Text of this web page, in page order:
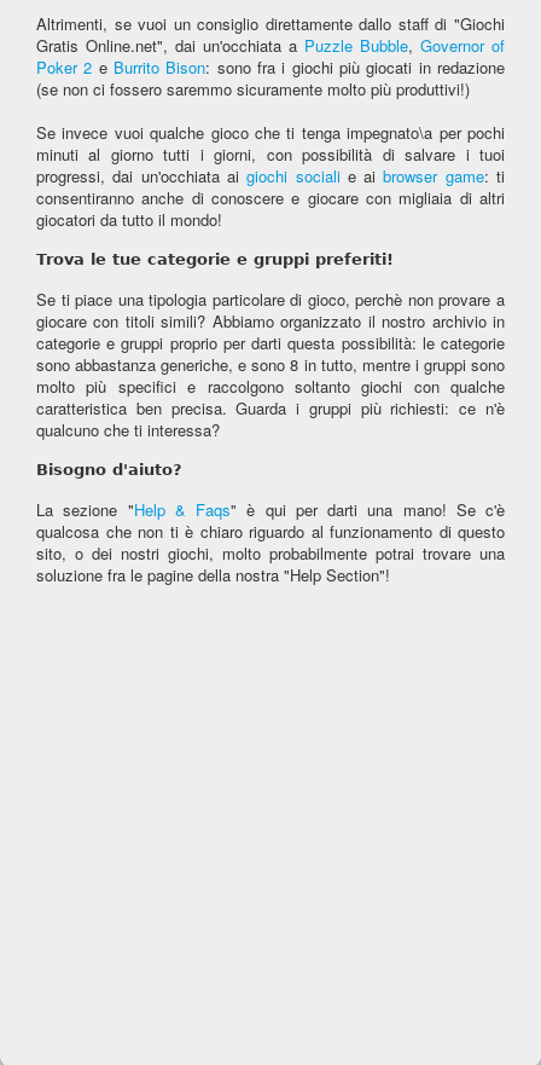
Altrimenti, se vuoi un consiglio direttamente dallo staff di "Giochi
Gratis Online.net", dai un'occhiata a Puzzle Bubble, Governor of
Poker 2 e Burrito Bison: sono fra i giochi più giocati in redazione
(se non ci fossero saremmo sicuramente molto più produttivi!)
Se invece vuoi qualche gioco che ti tenga impegnato\a per pochi
minuti al giorno tutti i giorni, con possibilità di salvare i tuoi
progressi, dai un'occhiata aigiochi socialie aibrowser game: ti
consentiranno anche di conoscere e giocare con migliaia di altri
giocatori da tutto il mondo!
Trova le tue categorie e gruppi preferiti!
Se ti piace una tipologia particolare di gioco, perchè non provare a
giocare con titoli simili? Abbiamo organizzato il nostro archivio in
categorie e gruppi proprio per darti questa possibilità: le categorie
sono abbastanza generiche, e sono 8 in tutto, mentre i gruppi sono
molto più specifici e raccolgono soltanto giochi con qualche
caratteristica ben precisa. Guarda i gruppi più richiesti: ce n'è
qualcuno che ti interessa?
Bisogno d'aiuto?
La sezione "Help & Faqs" è qui per darti una mano! Se c'è
qualcosa che non ti è chiaro riguardo al funzionamento di questo
sito, o dei nostri giochi, molto probabilmente potrai trovare una
soluzione fra le pagine della nostra "Help Section"!